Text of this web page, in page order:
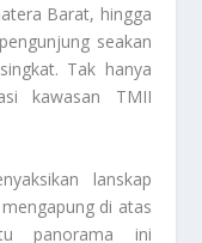
Barat, hingga
seakan
Tak hanya
kawasan TMII
lanskap
di atas
panorama ini